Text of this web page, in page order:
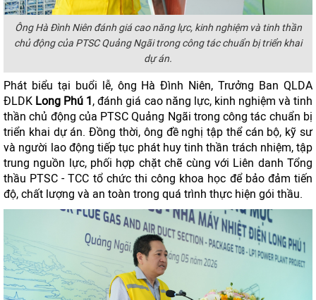
Ông Hà Đình Niên đánh giá cao năng lực, kinh nghiệm và tinh thần
chủ động của PTSC Quảng Ngãi trong công tác chuẩn bị triển khai
dự án.
Phát biểu tại buổi lễ, ông Hà Đình Niên, Trưởng Ban QLDA
ĐLDK Long Phú 1, đánh giá cao năng lực, kinh nghiệm và tinh
thần chủ động của PTSC Quảng Ngãi trong công tác chuẩn bị
triển khai dự án. Đồng thời, ông đề nghị tập thể cán bộ, kỹ sư
và người lao động tiếp tục phát huy tinh thần trách nhiệm, tập
trung nguồn lực, phối hợp chặt chẽ cùng với Liên danh Tổng
thầu PTSC - TCC tổ chức thi công khoa học để bảo đảm tiến
độ, chất lượng và an toàn trong quá trình thực hiện gói thầu.